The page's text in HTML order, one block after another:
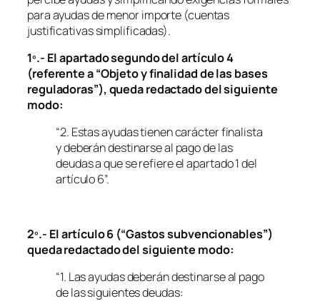
para ayudas de menor importe (cuentas
justificativas simplificadas).
1º.- El apartado segundo del artículo 4
(referente a “Objeto y finalidad de las bases
reguladoras”), queda redactado del siguiente
modo:
“2. Estas ayudas tienen carácter finalista
y deberán destinarse al pago de las
deudas a que se refiere el apartado 1 del
artículo 6”.
2º.- El artículo 6 (“Gastos subvencionables”)
queda redactado del siguiente modo:
“1. Las ayudas deberán destinarse al pago
de las siguientes deudas: